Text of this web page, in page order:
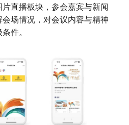
直播板块，参会嘉宾与新闻
场情况，对会议内容与精神
件。